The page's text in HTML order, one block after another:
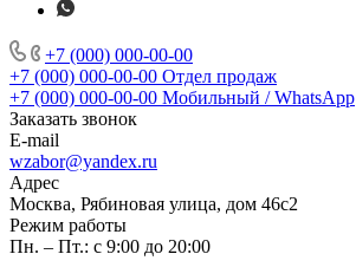
+7 (000) 000-00-00
+7 (000) 000-00-00 Отдел продаж
+7 (000) 000-00-00 Мобильный / WhatsApp
Заказать звонок
E-mail
wzabor@yandex.ru
Адрес
Москва, Рябиновая улица, дом 46с2
Режим работы
Пн. – Пт.: с 9:00 до 20:00